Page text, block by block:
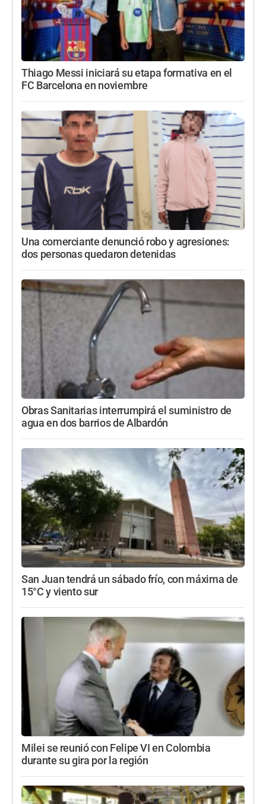
Thiago Messi iniciará su etapa formativa en el
FC Barcelona en noviembre
Una comerciante denunció robo y agresiones:
dos personas quedaron detenidas
Obras Sanitarias interrumpirá el suministro de
agua en dos barrios de Albardón
San Juan tendrá un sábado frío, con máxima de
15°C y viento sur
Milei se reunió con Felipe VI en Colombia
durante su gira por la región